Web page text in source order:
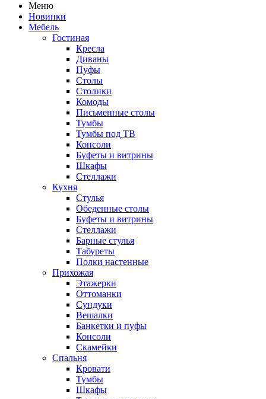
Меню
Новинки
Мебель
Гостиная
Кресла
Диваны
Пуфы
Столы
Столики
Комоды
Письменные столы
Тумбы
Тумбы под ТВ
Консоли
Буфеты и витрины
Шкафы
Стеллажи
Кухня
Стулья
Обеденные столы
Буфеты и витрины
Стеллажи
Барные стулья
Табуреты
Полки настенные
Прихожая
Этажерки
Оттоманки
Сундуки
Вешалки
Банкетки и пуфы
Консоли
Скамейки
Спальня
Кровати
Тумбы
Шкафы